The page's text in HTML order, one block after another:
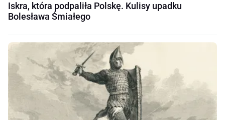
Iskra, która podpaliła Polskę. Kulisy upadku
Bolesława Śmiałego